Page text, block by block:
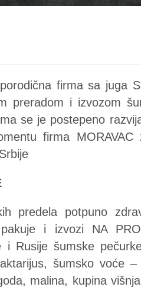
firma sa juga
preradom i izvozom
se je postepeno
firma
predela potpuno
i izvozi NA
i Rusije šumske
šumsko voće
malina, kupina